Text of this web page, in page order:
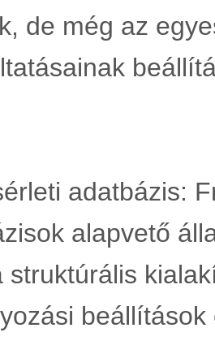
de még az
adatbázis:
alapvető
struktúrális